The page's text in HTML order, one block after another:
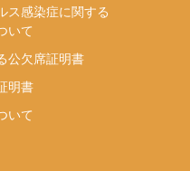
ス感染症に関する
いて
公欠席証明書
明書
いて